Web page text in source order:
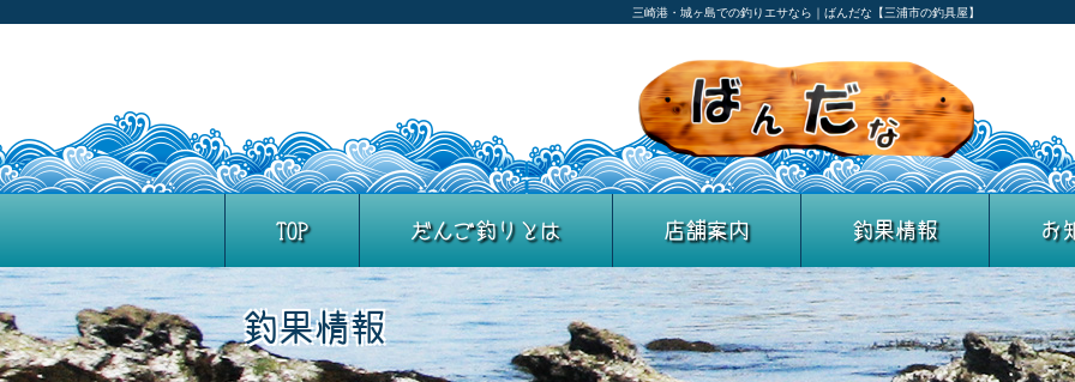
三崎港・城ヶ島での釣りエサなら｜ばんだな【三浦市の釣具屋】
TOP だんご釣りとは 店舗案内 釣果情報 お
釣果情報